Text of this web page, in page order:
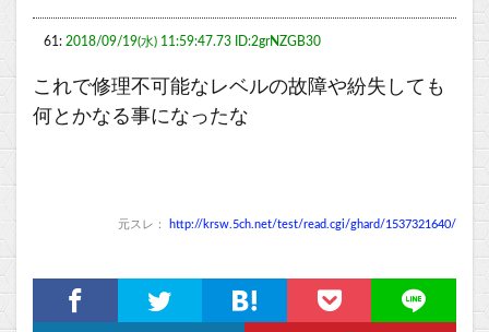
61: 2018/09/19(水) 11:59:47.73 ID:2grNZGB30
これで修理不可能なレベルの故障や紛失しても
何とかなる事になったな
元スレ： http://krsw.5ch.net/test/read.cgi/ghard/1537321640/